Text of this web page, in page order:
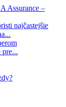
Assurance –
najčastejšie